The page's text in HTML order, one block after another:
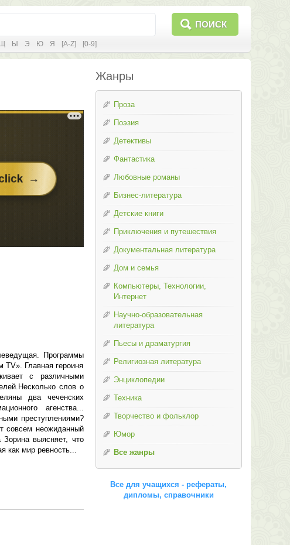
ПОИСК
Щ Ы Э Ю Я [A-Z] [0-9]
Программы
Главная героиня
с различными
слов о
два чеченских
агенства...
преступлениями?
совсем неожиданный
выясняет, что
как мир ревность...
Жанры
Проза
Поэзия
Детективы
Фантастика
Любовные романы
Бизнес-литература
Детские книги
Приключения и путешествия
Документальная литература
Дом и семья
Компьютеры, Технологии,
Интернет
Научно-образовательная
литература
Пьесы и драматургия
Религиозная литература
Энциклопедии
Техника
Творчество и фольклор
Юмор
Все жанры
Все для учащихся - рефераты,
дипломы, справочники